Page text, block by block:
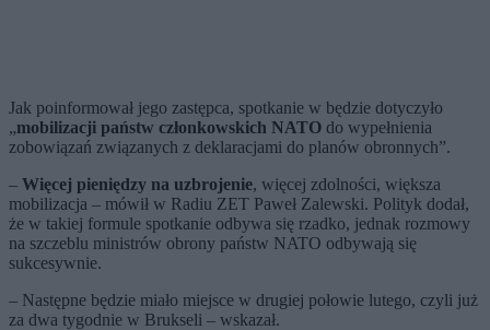
Jak poinformował jego zastępca, spotkanie w będzie dotyczyło
„mobilizacji państw członkowskich NATO do wypełnienia
zobowiązań związanych z deklaracjami do planów obronnych”.
– Więcej pieniędzy na uzbrojenie, więcej zdolności, większa
mobilizacja – mówił w Radiu ZET Paweł Zalewski. Polityk dodał,
że w takiej formule spotkanie odbywa się rzadko, jednak rozmowy
na szczeblu ministrów obrony państw NATO odbywają się
sukcesywnie.
– Następne będzie miało miejsce w drugiej połowie lutego, czyli już
za dwa tygodnie w Brukseli – wskazał.